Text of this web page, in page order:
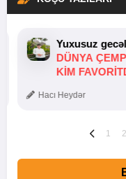
Yuxusuz
DÜNYA
KIM
Hacı Heydər
1 2